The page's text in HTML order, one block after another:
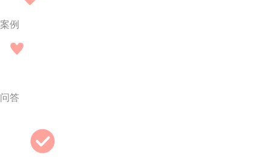
案例
问答